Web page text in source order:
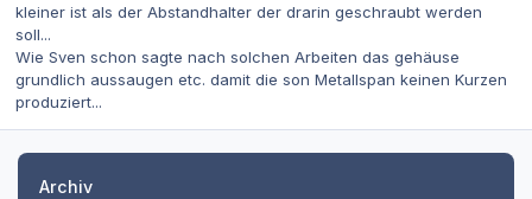
kleiner ist als der Abstandhalter der drarin geschraubt werden
soll...
Wie Sven schon sagte nach solchen Arbeiten das gehäuse
grundlich aussaugen etc. damit die son Metallspan keinen Kurzen
produziert...
Archiv